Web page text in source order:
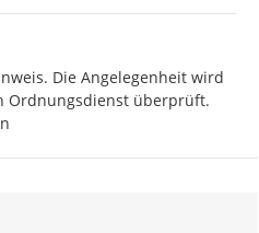
Die Angelegenheit wird
Ordnungsdienst überprüft.